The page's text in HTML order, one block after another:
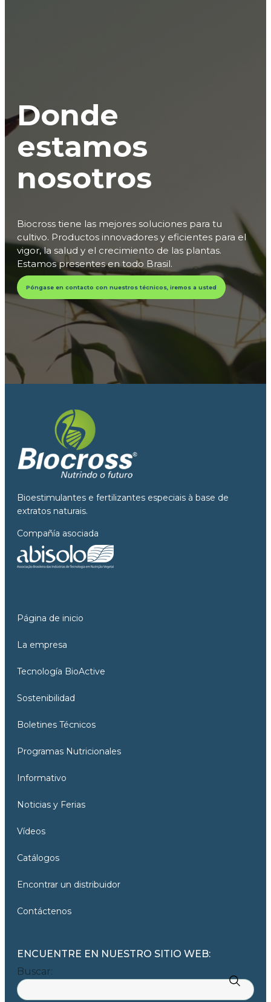
Donde
estamos
nosotros
Biocross tiene las mejores soluciones para tu
cultivo. Productos innovadores y eficientes para el
vigor, la salud y el crecimiento de las plantas.
Estamos presentes en todo Brasil.
Póngase en contacto con nuestros técnicos, iremos a usted
Bioestimulantes e fertilizantes especiais à base de
extratos naturais.
Compañía asociada
Página de inicio
La empresa
Tecnología BioActive
Sostenibilidad
Boletines Técnicos
Programas Nutricionales
Informativo
Noticias y Ferias
Vídeos
Catálogos
Encontrar un distribuidor
Contáctenos
ENCUENTRE EN NUESTRO SITIO WEB:
Buscar: